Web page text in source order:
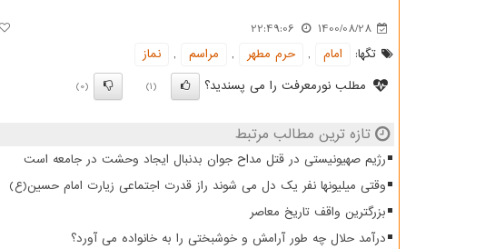
1400/08/28
22:49:06
تگها:
امام , حرم مطهر , مراسم ,
نماز
مطلب نورمعرفت را می پسندید؟
(1)
(0)
تازه ترین مطالب مرتبط
رژیم صهیونیستی در قتل مداح جوان بدنبال ایجاد وحشت در جامعه است
وقتی میلیونها نفر یک دل می شوند راز قدرت اجتماعی زیارت امام حسین(ع)
بزرگترین واقف تاریخ معاصر
درآمد حلال چه طور آرامش و خوشبختی را به خانواده می آورد؟